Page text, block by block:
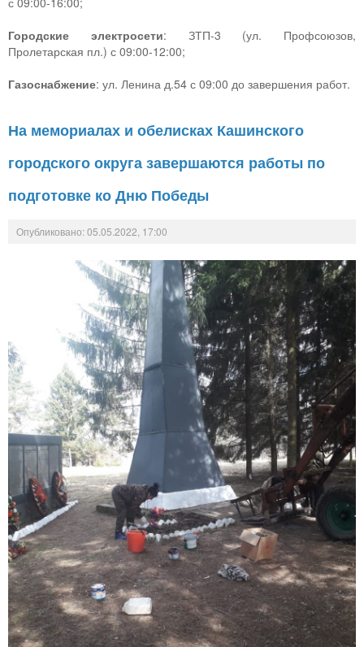
Городские электросети: ЗТП-3 (ул. Профсоюзов,
Пролетарская пл.) с 09:00-12:00;
Газоснабжение: ул. Ленина д.54 с 09:00 до завершения работ.
На мемориалах и обелисках Кашинского
городского округа завершаются работы по
подготовке ко Дню Победы
Опубликовано: 05.05.2022, 17:00